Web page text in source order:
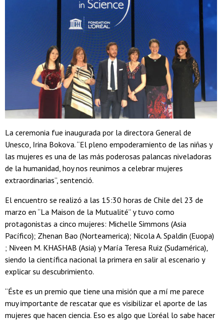
La ceremonia fue inaugurada por la directora General de
Unesco, Irina Bokova. “El pleno empoderamiento de las niñas y
las mujeres es una de las más poderosas palancas niveladoras
de la humanidad, hoy nos reunimos a celebrar mujeres
extraordinarias”, sentenció.
El encuentro se realizó a las 15:30 horas de Chile del 23 de
marzo en “La Maison de la Mutualité” y tuvo como
protagonistas a cinco mujeres: Michelle Simmons (Asia
Pacífico); Zhenan Bao (Norteamerica); Nicola A. Spaldin (Euopa)
; Niveen M. KHASHAB (Asia) y María Teresa Ruiz (Sudamérica),
siendo la científica nacional la primera en salir al escenario y
explicar su descubrimiento.
“Éste es un premio que tiene una misión que a mí me parece
muy importante de rescatar que es visibilizar el aporte de las
mujeres que hacen ciencia. Eso es algo que L’oréal lo sabe hacer